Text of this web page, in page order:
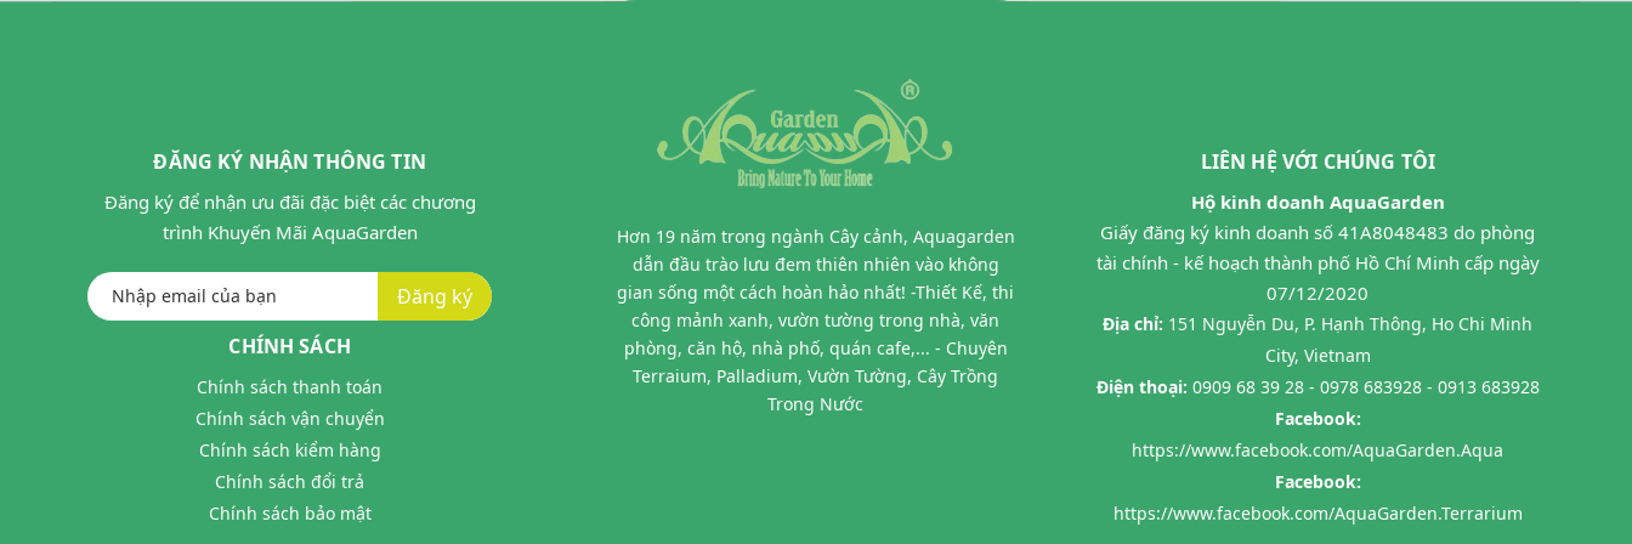
ĐĂNG KÝ NHẬN THÔNG TIN
Đăng ký để nhận ưu đãi đặc biệt các chương
trình Khuyến Mãi AquaGarden
Đăng ký
CHÍNH SÁCH
Chính sách thanh toán
Chính sách vận chuyển
Chính sách kiểm hàng
Chính sách đổi trả
Chính sách bảo mật
Hơn 19 năm trong ngành Cây cảnh, Aquagarden
dẫn đầu trào lưu đem thiên nhiên vào không
gian sống một cách hoàn hảo nhất! -Thiết Kế, thi
công mảnh xanh, vườn tường trong nhà, văn
phòng, căn hộ, nhà phố, quán cafe,... - Chuyên
Terraium, Palladium, Vườn Tường, Cây Trồng
Trong Nước
LIÊN HỆ VỚI CHÚNG TÔI
Hộ kinh doanh AquaGarden
Giấy đăng ký kinh doanh số 41A8048483 do phòng
tài chính - kế hoạch thành phố Hồ Chí Minh cấp ngày
07/12/2020
Địa chỉ: 151 Nguyễn Du, P. Hạnh Thông, Ho Chi Minh
City, Vietnam
Điện thoại: 0909 68 39 28 - 0978 683928 - 0913 683928
Facebook:
https://www.facebook.com/AquaGarden.Aqua
Facebook:
https://www.facebook.com/AquaGarden.Terrarium